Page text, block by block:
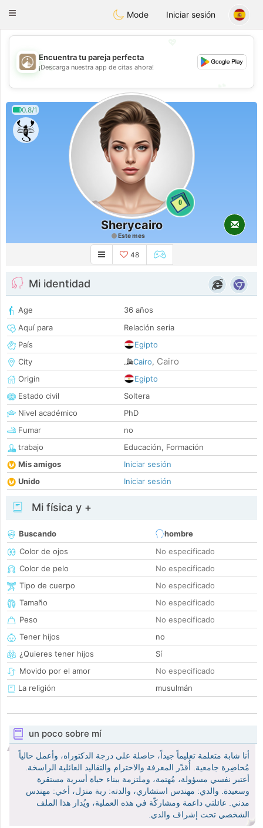
B ahebik
Toggle
Mode Iniciar sesión
💖
💕
Encuentra tu pareja perfecta
¡Descarga nuestra app de citas ahora!
0.8/1
0
Sherycairo
Este mes
48
Mi identidad
Age
36 años
Aquí para
Relación seria
País
Egipto
City
Cairo, Cairo
Origin
Egipto
Estado civil
Soltera
Nivel académico
PhD
Fumar
no
trabajo
Educación, Formación
Mis amigos
Iniciar sesión
Unido
Iniciar sesión
Mi física y +
Buscando
hombre
Color de ojos
No especificado
Color de pelo
No especificado
Tipo de cuerpo
No especificado
Tamaño
No especificado
Peso
No especificado
Tener hijos
no
¿Quieres tener hijos
Sí
Movido por el amor
No especificado
La religión
musulmán
un poco sobre mí
أنا شابة متعلمة تعليماً جيداً، حاصلة على درجة الدكتوراه، وأعمل حالياً
مُحاضِرة جامعية. أُقدّر المعرفة والاحترام والتقاليد العائلية الراسخة.
أعتبر نفسي مسؤولة، مُهتمة، وملتزمة ببناء حياة أسرية مستقرة
وسعيدة. والدي: مهندس استشاري، والدته: ربة منزل، أخي: مهندس
مدني. عائلتي داعمة ومشاركّة في هذه العملية، ويُدار هذا الملف
الشخصي تحت إشراف والدي.